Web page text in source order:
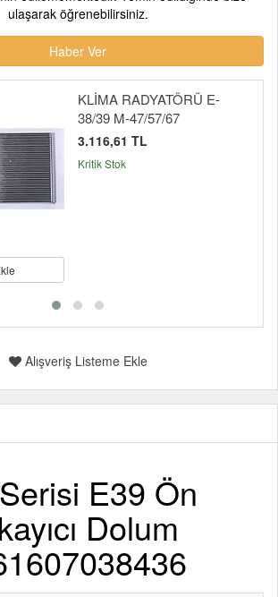
ulaşarak öğrenebilirsiniz.
Haber Ver
KLİMA RADYATÖRÜ E-
38/39 M-47/57/67
3.116,61 TL
Kritik Stok
Alışveriş Listeme Ekle
E39 Ön
Dolum